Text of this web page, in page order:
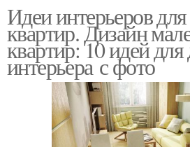
Идеи интерьеров
квартир. Дизайн
квартир: 10 идей для
интерьера с фото